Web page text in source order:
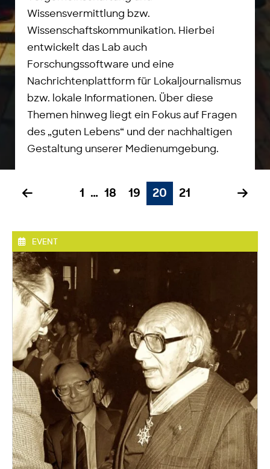
Wissensvermittlung bzw.
Wissenschaftskommunikation. Hierbei
entwickelt das Lab auch
Forschungssoftware und eine
Nachrichtenplattform für Lokaljournalismus
bzw. lokale Informationen. Über diese
Themen hinweg liegt ein Fokus auf Fragen
des „guten Lebens“ und der nachhaltigen
Gestaltung unserer Medienumgebung.
1 … 18 19 20 21
EVENT